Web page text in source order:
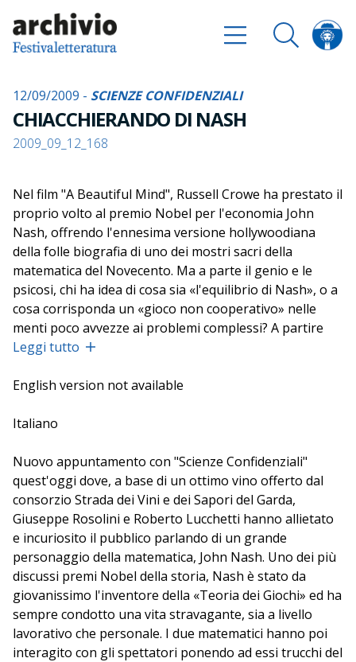
12/09/2009 - SCIENZE CONFIDENZIALI
CHIACCHIERANDO DI NASH
2009_09_12_168
Nel film "A Beautiful Mind", Russell Crowe ha prestato il
proprio volto al premio Nobel per l'economia John
Nash, offrendo l'ennesima versione hollywoodiana
della folle biografia di uno dei mostri sacri della
matematica del Novecento. Ma a parte il genio e le
psicosi, chi ha idea di cosa sia «l'equilibrio di Nash», o a
cosa corrisponda un «gioco non cooperativo» nelle
menti poco avvezze ai problemi complessi? A partire
dall'abc della Teoria dei Giochi, i matematici Giuseppe
chiave di un'elegantissima soluzione formale, non
affrontare argomenti ritenuti difficili o da specialisti.
Nell'atmosfera confidenziale che si crea seduti a un
tavolo con un bicchiere di vino tutto si scioglie, e anche
le scienze trovano quel calore e quel tono colloquiale
che le rende accessibili a tutti.
L'evento 168 ha subito variazioni rispetto a quanto
riportato sul programma. Originariamente il suo
svolgimento era previsto presso il Circolo Arci Virgilio,
inoltre non era prevista la presenza di Giovanni
Leggi tutto
English version not available
Italiano
Nuovo appuntamento con "Scienze Confidenziali"
quest'oggi dove, a base di un ottimo vino offerto dal
consorzio Strada dei Vini e dei Sapori del Garda,
Giuseppe Rosolini e Roberto Lucchetti hanno allietato
e incuriosito il pubblico parlando di un grande
personaggio della matematica, John Nash. Uno dei più
discussi premi Nobel della storia, Nash è stato da
giovanissimo l'inventore della «Teoria dei Giochi» ed ha
sempre condotto una vita stravagante, sia a livello
lavorativo che personale. I due matematici hanno poi
interagito con gli spettatori ponendo ad essi trucchi del